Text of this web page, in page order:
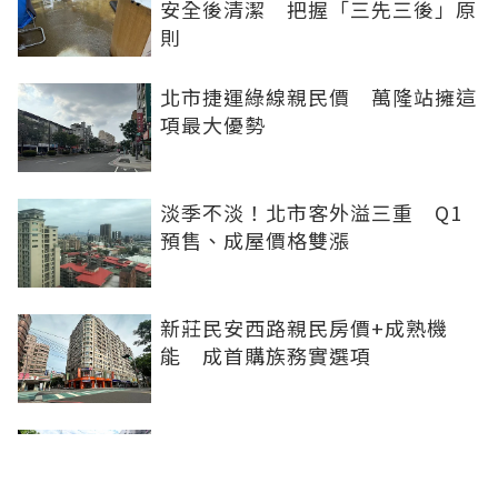
安全後清潔 把握「三先三後」原
則
北市捷運綠線親民價 萬隆站擁這
項最大優勢
淡季不淡！北市客外溢三重 Q1
預售、成屋價格雙漲
新莊民安西路親民房價+成熟機
能 成首購族務實選項